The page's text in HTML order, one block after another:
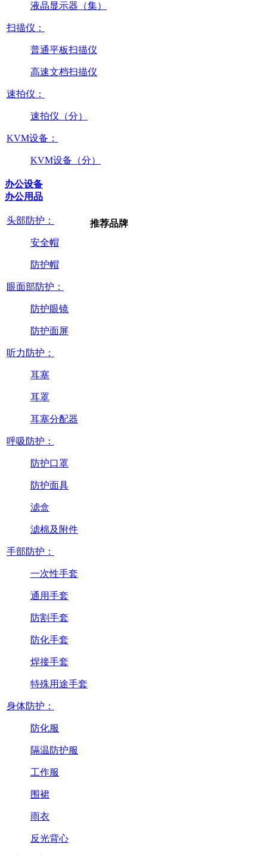
液晶显示器（集）
扫描仪：
普通平板扫描仪
高速文档扫描仪
速拍仪：
速拍仪（分）
KVM设备：
KVM设备（分）
办公设备
办公用品
头部防护：
安全帽
防护帽
眼面部防护：
防护眼镜
防护面屏
听力防护：
耳塞
耳罩
耳塞分配器
呼吸防护：
防护口罩
防护面具
滤盒
滤棉及附件
手部防护：
一次性手套
通用手套
防割手套
防化手套
焊接手套
特殊用途手套
身体防护：
防化服
隔温防护服
工作服
围裙
雨衣
反光背心
推荐品牌